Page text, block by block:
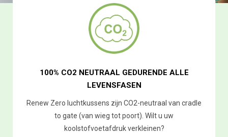
100% CO2 NEUTRAAL GEDURENDE ALLE
LEVENSFASEN
Renew Zero luchtkussens zijn CO2-neutraal van cradle
to gate (van wieg tot poort). Wilt u uw
koolstofvoetafdruk verkleinen?